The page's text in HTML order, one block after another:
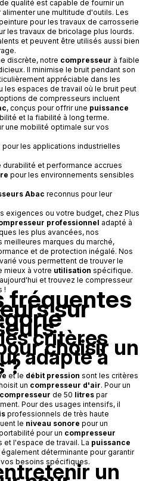
de qualité est capable de fournir un
une multitude d'outils. Les
pour les travaux de carrosserie
les travaux de bricolage plus lourds.
et peuvent être utilisés aussi bien
discrète, notre compresseur à faible
Il minimise le bruit pendant son
appréciable dans les
les espaces de travail où le bruit peut
de compresseurs incluent
, conçus pour offrir une puissance
et la fiabilité à long terme.
une mobilité optimale sur vos
pour les applications industrielles
durabilité et performance accrues
pour les environnements sensibles
Abac reconnus pour leur
exigences ou votre budget, chez Plus
professionnel adapté à
les plus avancées, nos
marques du marché,
et de protection inégalé. Nos
vous permettent de trouver le
mieux à votre utilisation spécifique.
et trouvez le compresseur
!
fréquentes
sur
critères
choisir un
adapté à
?
et le débit pression sont les critères
un compresseur d'air. Pour un
compresseur de 50 litres par
Pour des usages intensifs, il
professionnels de très haute
le niveau sonore pour un
pour un compresseur
et l'espace de travail. La puissance
déterminante pour garantir
besoins spécifiques. un